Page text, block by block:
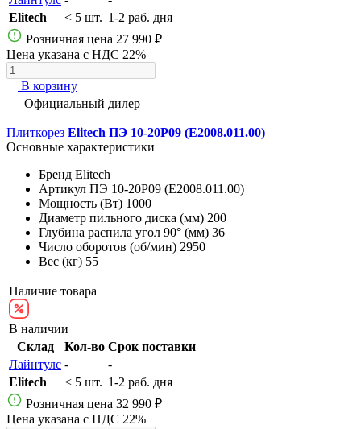
Elitech
< 5 шт. 1-2 раб. дня
Розничная цена 27 990 ₽
Цена указана с НДС 22%
В корзину
Официальный дилер
Плиткорез Elitech ПЭ 10-20Р09 (E2008.011.00)
Основные характеристики
Бренд Elitech
Артикул ПЭ 10-20Р09 (E2008.011.00)
Мощность (Вт) 1000
Диаметр пильного диска (мм) 200
Глубина распила угол 90° (мм) 36
Число оборотов (об/мин) 2950
Вес (кг) 55
Наличие товара
В наличии
Склад
Кол-во Срок поставки
Лайнтулс -
-
Elitech
< 5 шт. 1-2 раб. дня
Розничная цена 32 990 ₽
Цена указана с НДС 22%